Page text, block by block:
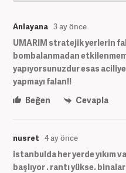
Anlayana 3 ay önce
UMARIM stratejik yerlerin
bombalanmadan
yapıyorsunuzdur esas
yapmayı falan!!
Beğen
Cevapla
nusret 4 ay önce
istanbulda her yerde yıkım
başlıyor . rantı yükse.